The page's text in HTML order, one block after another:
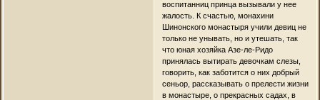
воспитанниц принца вызывали у нее
жалость. К счастью, монахини
Шинонского монастыря учили девиц не
только не унывать, но и утешать, так
что юная хозяйка Азе-ле-Ридо
принялась вытирать девочкам слезы,
говорить, как заботится о них добрый
сеньор, рассказывать о прелести жизни
в монастыре, о прекрасных садах, в